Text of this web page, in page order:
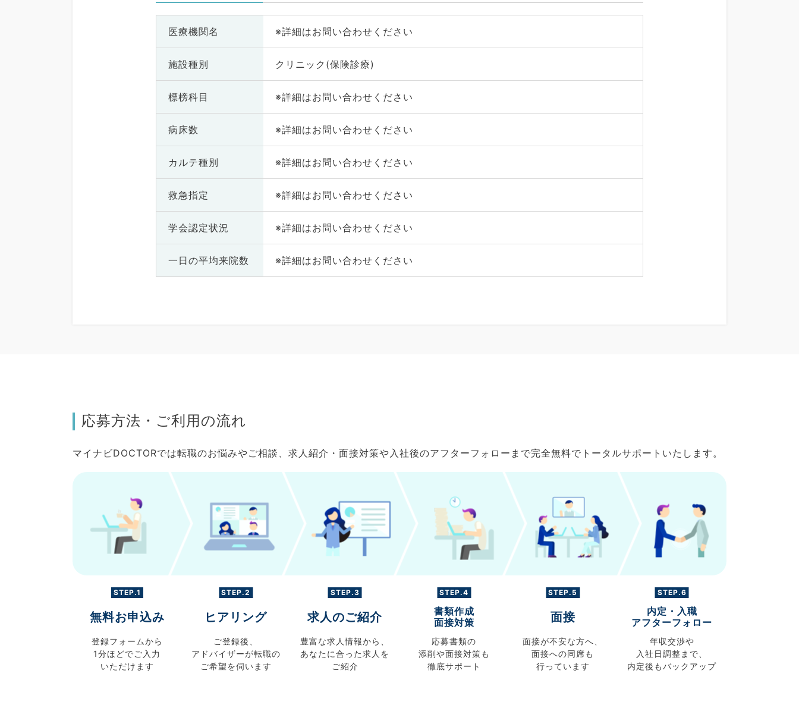
医療機関名 ※詳細はお問い合わせください
施設種別 クリニック(保険診療)
標榜科目 ※詳細はお問い合わせください
病床数 ※詳細はお問い合わせください
カルテ種別 ※詳細はお問い合わせください
救急指定 ※詳細はお問い合わせください
学会認定状況 ※詳細はお問い合わせください
一日の平均来院数 ※詳細はお問い合わせください
応募方法・ご利用の流れ
マイナビDOCTORでは転職のお悩みやご相談、求人紹介・面接対策や入社後のアフターフォローまで完全無料でトータルサポートいたします。
STEP.1
無料お申込み
登録フォームから
1分ほどでご入力
いただけます
STEP.2
ヒアリング
ご登録後、
アドバイザーが転職の
ご希望を伺います
STEP.3
求人のご紹介
豊富な求人情報から、
あなたに合った求人を
ご紹介
STEP.4
書類作成
面接対策
応募書類の
添削や面接対策も
徹底サポート
STEP.5
面接
面接が不安な方へ、
面接への同席も
行っています
STEP.6
内定・入職
アフターフォロー
年収交渉や
入社日調整まで、
内定後もバックアップ